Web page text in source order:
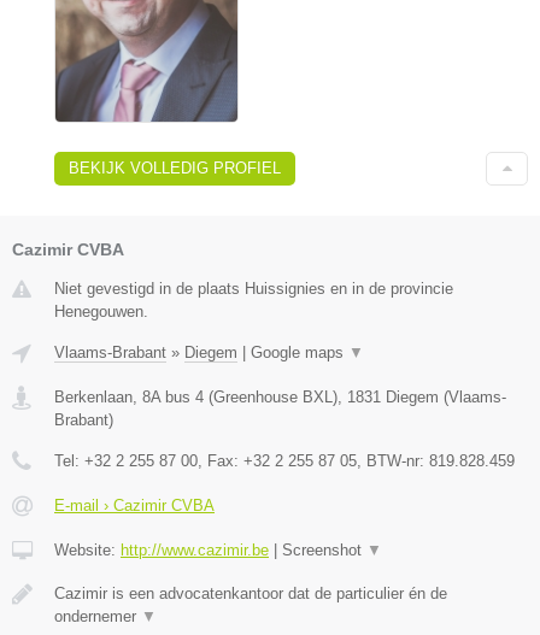
BEKIJK VOLLEDIG PROFIEL
Cazimir CVBA
Niet gevestigd in de plaats Huissignies en in de provincie
Henegouwen.
Vlaams-Brabant » Diegem | Google maps ▼
Berkenlaan, 8A bus 4 (Greenhouse BXL) 1831 Diegem (Vlaams-
Brabant)
Tel: +32 2 255 87 00 , Fax: +32 2 255 87 05 , BTW-nr: 819.828.459
E-mail › Cazimir CVBA
Website: http://www.cazimir.be | Screenshot ▼
Cazimir is een advocatenkantoor dat de particulier én de
ondernemer ▼